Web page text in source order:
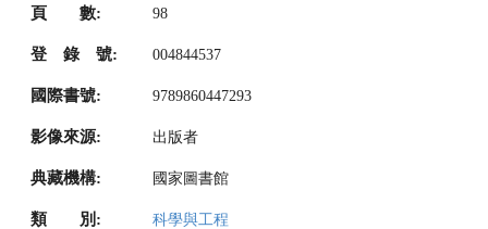
頁 數: 98
登 錄 號: 004844537
國際書號: 9789860447293
影像來源: 出版者
典藏機構: 國家圖書館
類 別: 科學與工程